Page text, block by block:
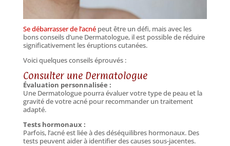
Se débarrasser de l’acnépeut être un défi, mais avec les
bons conseils d’une Dermatologue, il est possible de réduire
significativement les éruptions cutanées.
Voici quelques conseils éprouvés :
Consulter une Dermatologue
Évaluation personnalisée :
Une Dermatologue pourra évaluer votre type de peau et la
gravité de votre acné pour recommander un traitement
adapté.
Tests hormonaux :
Parfois, l’acné est liée à des déséquilibres hormonaux. Des
tests peuvent aider à identifier des causes sous-jacentes.